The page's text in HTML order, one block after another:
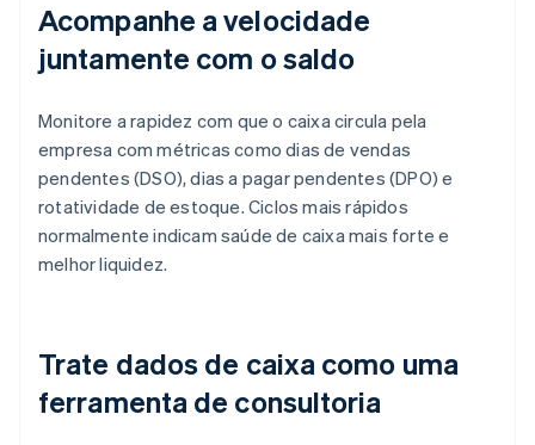
Acompanhe a velocidade
juntamente com o saldo
Monitore a rapidez com que o caixa circula pela
empresa com métricas como dias de vendas
pendentes (DSO), dias a pagar pendentes (DPO) e
rotatividade de estoque. Ciclos mais rápidos
normalmente indicam saúde de caixa mais forte e
melhor liquidez.
Trate dados de caixa como uma
ferramenta de consultoria